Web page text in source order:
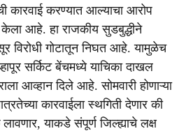
कारवाई करण्यात आल्याचा आरोप
आहे. हा राजकीय सुडबुद्धीने
विरोधी गोटातून निघत आहे. यामुळेच
सर्किट बेंचमध्ये याचिका दाखल
आव्हान दिले आहे. सोमवारी होणाऱ्या
कारवाईला स्थगिती देणार की
याकडे संपूर्ण जिल्ह्याचे लक्ष